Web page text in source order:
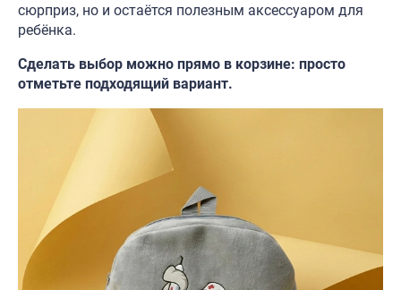
сюрприз, но и остаётся полезным аксессуаром для
ребёнка.
Сделать выбор можно прямо в корзине: просто
отметьте подходящий вариант.